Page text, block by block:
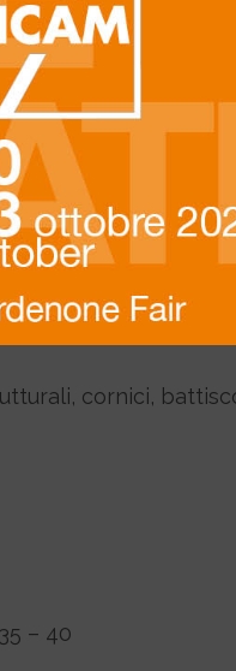
l’aggiunta di
e latifoglie in genere
(Medium Density
cornici,
– 40